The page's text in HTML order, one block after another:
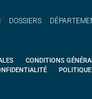
DOSSIERS
CONDITIONS